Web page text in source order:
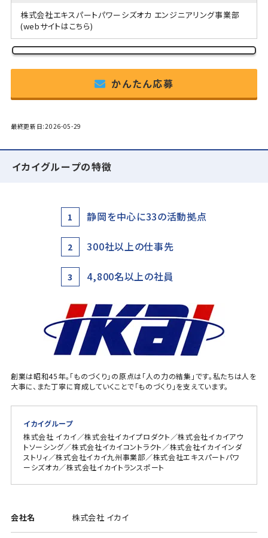
株式会社エキスパートパワーシズオカ エンジニアリング事業部
(webサイトはこちら)
かんたん応募
最終更新日:2026-05-29
イカイグループの特徴
1 静岡を中心に33の活動拠点
2 300社以上の仕事先
3 4,800名以上の社員
創業は昭和45年。「ものづくり」の原点は「人の力の結集」です。私たちは人を
大事に、また丁寧に育成していくことで「ものづくり」を支えています。
イカイグループ
株式会社 イカイ／株式会社イカイプロダクト／株式会社イカイアウ
トソーシング／株式会社イカイコントラクト／株式会社イカイインダ
ストリィ／株式会社イカイ九州事業部／株式会社エキスパートパワ
ーシズオカ／株式会社イカイトランスポート
会社名 株式会社 イカイ